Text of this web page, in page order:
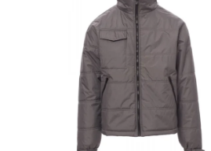
Kontakt Chránená dielňa
Doprava, platba a zľavy
Formulár na výmenu tovaru
Kto sme